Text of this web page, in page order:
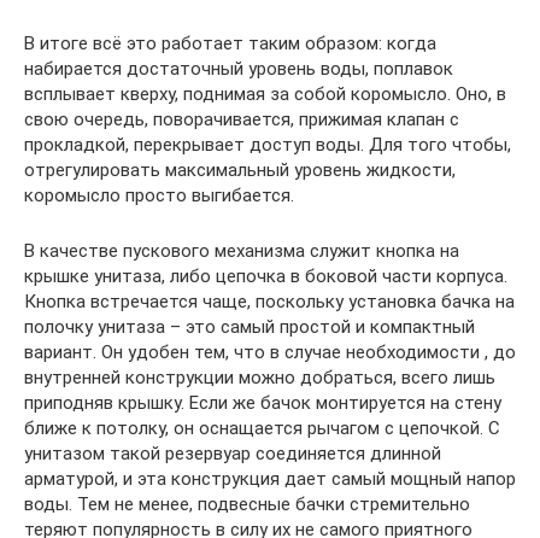
В итоге всё это работает таким образом: когда
набирается достаточный уровень воды, поплавок
всплывает кверху, поднимая за собой коромысло. Оно, в
свою очередь, поворачивается, прижимая клапан с
прокладкой, перекрывает доступ воды. Для того чтобы,
отрегулировать максимальный уровень жидкости,
коромысло просто выгибается.
В качестве пускового механизма служит кнопка на
крышке унитаза, либо цепочка в боковой части корпуса.
Кнопка встречается чаще, поскольку установка бачка на
полочку унитаза – это самый простой и компактный
вариант. Он удобен тем, что в случае необходимости , до
внутренней конструкции можно добраться, всего лишь
приподняв крышку. Если же бачок монтируется на стену
ближе к потолку, он оснащается рычагом с цепочкой. С
унитазом такой резервуар соединяется длинной
арматурой, и эта конструкция дает самый мощный напор
воды. Тем не менее, подвесные бачки стремительно
теряют популярность в силу их не самого приятного